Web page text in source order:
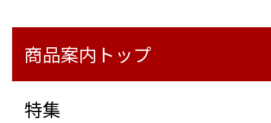
商品案内トップ
特集